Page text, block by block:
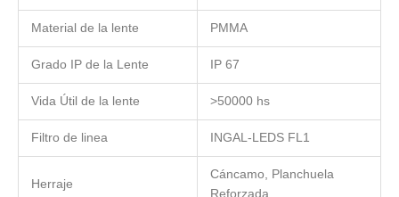
Material de la lente PMMA
Grado IP de la Lente IP 67
Vida Útil de la lente >50000 hs
Filtro de linea INGAL-LEDS FL1
Herraje
Cáncamo, Planchuela
Reforzada